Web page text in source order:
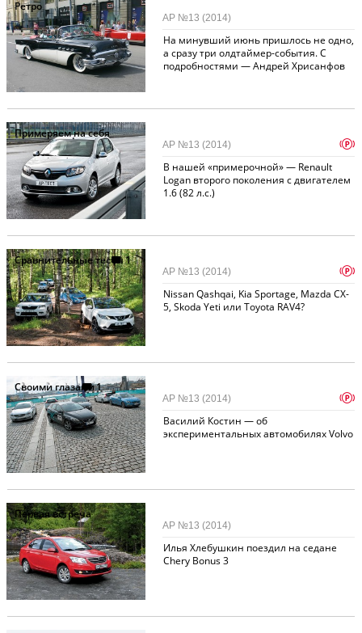
Ретро
На минувший июнь пришлось не одно,
а сразу три олдтаймер-события. С
подробностями — Андрей Хрисанфов
АР №13 (2014)
Примеряем на себя
В нашей «примерочной» — Renault
Logan второго поколения с двигателем
1.6 (82 л.с.)
АР №13 (2014) p
Сравнительные тесты1
Nissan Qashqai, Kia Sportage, Mazda CX-
5, Skoda Yeti или Toyota RAV4?
АР №13 (2014) p
Своими глазами1
Василий Костин — об
экспериментальных автомобилях Volvo
АР №13 (2014) p
Первая встреча
Илья Хлебушкин поездил на седане
Chery Bonus 3
АР №13 (2014)